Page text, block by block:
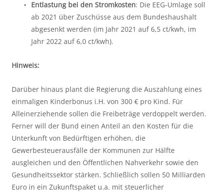
Entlastung bei den Stromkosten: Die EEG-Umlage soll
ab 2021 über Zuschüsse aus dem Bundeshaushalt
abgesenkt werden (im Jahr 2021 auf 6,5 ct/kwh, im
Jahr 2022 auf 6,0 ct/kwh).
Hinweis:
Darüber hinaus plant die Regierung die Auszahlung eines
einmaligen Kinderbonus i.H. von 300 € pro Kind. Für
Alleinerziehende sollen die Freibeträge verdoppelt werden.
Ferner will der Bund einen Anteil an den Kosten für die
Unterkunft von Bedürftigen erhöhen, die
Gewerbesteuerausfälle der Kommunen zur Hälfte
ausgleichen und den Öffentlichen Nahverkehr sowie den
Gesundheitssektor stärken. Schließlich sollen 50 Milliarden
Euro in ein Zukunftspaket u.a. mit steuerlicher